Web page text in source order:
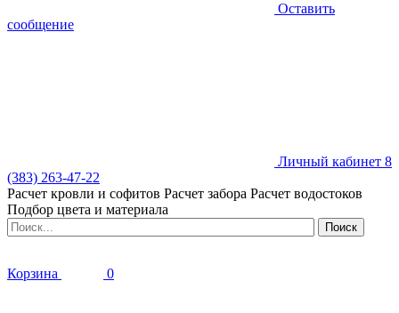
Оставить
сообщение
Личный кабинет 8
(383) 263-47-22
Расчет кровли и софитов Расчет забора Расчет водостоков
Подбор цвета и материала
Корзина 0